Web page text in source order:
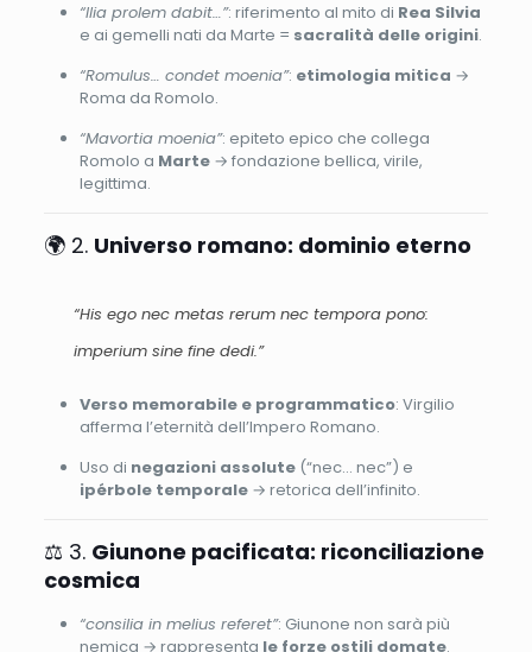
“Ilia prolem dabit…”: riferimento al mito di Rea Silvia
e ai gemelli nati da Marte = sacralità delle origini.
“Romulus… condet moenia”: etimologia mitica →
Roma da Romolo.
“Mavortia moenia”: epiteto epico che collega
Romolo a Marte→ fondazione bellica, virile,
legittima.
🌍 2. Universo romano: dominio eterno
“His ego nec metas rerum nec tempora pono:
imperium sine fine dedi.”
Verso memorabile e programmatico: Virgilio
afferma l’eternità dell’Impero Romano.
Uso di negazioni assolute(“nec… nec”) e
ipérbole temporale→ retorica dell’infinito.
⚖️ 3. Giunone pacificata: riconciliazione
cosmica
“consilia in melius referet”: Giunone non sarà più
nemica → rappresenta le forze ostili domate.